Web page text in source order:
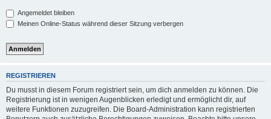
Angemeldet bleiben
Meinen Online-Status während dieser Sitzung verbergen
REGISTRIEREN
Du musst in diesem Forum registriert sein, um dich anmelden zu können. Die
Registrierung ist in wenigen Augenblicken erledigt und ermöglicht dir, auf
weitere Funktionen zuzugreifen. Die Board-Administration kann registrierten